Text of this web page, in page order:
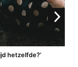
hetzelfde?’